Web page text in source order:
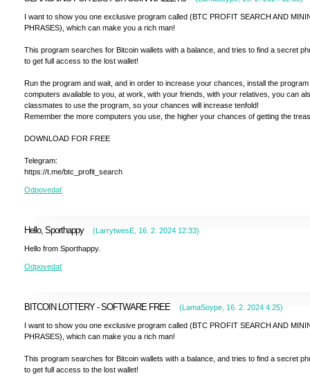
I want to show you one exclusive program called (BTC PROFIT SEARCH AND
PHRASES), which can make you a rich man!
This program searches for Bitcoin wallets with a balance, and tries to find a secret
to get full access to the lost wallet!
Run the program and wait, and in order to increase your chances, install the program
computers available to you, at work, with your friends, with your relatives, you can
classmates to use the program, so your chances will increase tenfold!
Remember the more computers you use, the higher your chances of getting the
DOWNLOAD FOR FREE
Telegram:
https://t.me/btc_profit_search
Odpovedať
Hello, Sporthappy (LarrytwesE 16. 2. 2024 12:33)
Hello from Sporthappy.
Odpovedať
BITCOIN LOTTERY - SOFTWARE FREE (LamaSoype 16. 2. 2024 4:25)
I want to show you one exclusive program called (BTC PROFIT SEARCH AND
PHRASES), which can make you a rich man!
This program searches for Bitcoin wallets with a balance, and tries to find a secret
to get full access to the lost wallet!